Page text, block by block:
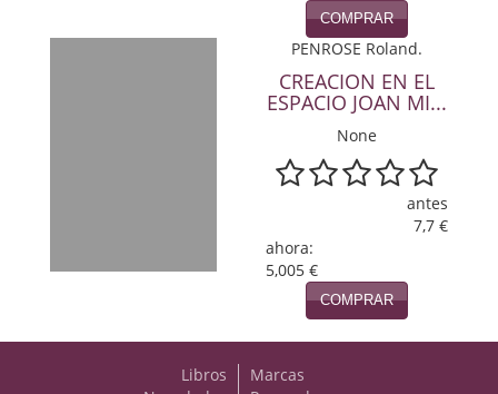
COMPRAR
PENROSE Roland.
CREACION EN EL
ESPACIO JOAN MI...
None
antes
7,7 €
ahora:
5,005 €
COMPRAR
Libros
Marcas